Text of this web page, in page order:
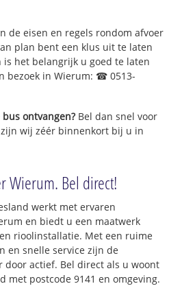
de eisen en regels rondom afvoer
plan bent een klus uit te laten
is het belangrijk u goed te laten
bezoek in Wierum: ☎ 0513-
ontvangen?Bel dan snel voor
wij zéér binnenkort bij u in
Wierum. Bel direct!
werkt met ervaren
en biedt u een maatwerk
rioolinstallatie. Met een ruime
en snelle service zijn de
door actief. Bel direct als u woont
met postcode 9141 en omgeving.